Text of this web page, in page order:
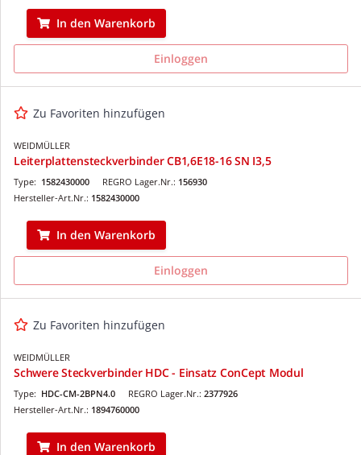
In den Warenkorb
Einloggen
Zu Favoriten hinzufügen
WEIDMÜLLER
Leiterplattensteckverbinder CB1,6E18-16 SN I3,5
REGRO Lager.Nr.: 156930
Type: 1582430000
Hersteller-Art.Nr.: 1582430000
In den Warenkorb
Einloggen
Zu Favoriten hinzufügen
WEIDMÜLLER
Schwere Steckverbinder HDC - Einsatz ConCept Modul
REGRO Lager.Nr.: 2377926
Type: HDC-CM-2BPN4.0
Hersteller-Art.Nr.: 1894760000
In den Warenkorb